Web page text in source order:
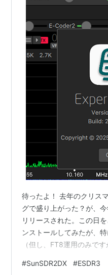
待ったよ！ 去年のクリス
グで盛り上がった？が、
リリースされた。この日
ンストールしてみたが、
（但し、FT8運用のみで
今回はリリースノートが
#SunSDR2DX #ESDR3